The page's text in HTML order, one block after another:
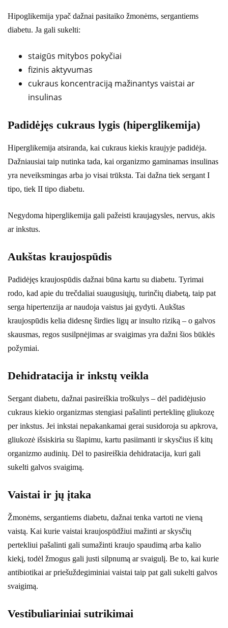
Hipoglikemija ypač dažnai pasitaiko žmonėms, sergantiems
diabetu. Ja gali sukelti:
staigūs mitybos pokyčiai
fizinis aktyvumas
cukraus koncentraciją mažinantys vaistai ar
insulinas
Padidėjęs cukraus lygis (hiperglikemija)
Hiperglikemija atsiranda, kai cukraus kiekis kraujyje padidėja.
Dažniausiai taip nutinka tada, kai organizmo gaminamas insulinas
yra neveiksmingas arba jo visai trūksta. Tai dažna tiek sergant I
tipo, tiek II tipo diabetu.
Negydoma hiperglikemija gali pažeisti kraujagysles, nervus, akis
ar inkstus.
Aukštas kraujospūdis
Padidėjęs kraujospūdis dažnai būna kartu su diabetu. Tyrimai
rodo, kad apie du trečdaliai suaugusiųjų, turinčių diabetą, taip pat
serga hipertenzija ar naudoja vaistus jai gydyti. Aukštas
kraujospūdis kelia didesnę širdies ligų ar insulto riziką – o galvos
skausmas, regos susilpnėjimas ar svaigimas yra dažni šios būklės
požymiai.
Dehidratacija ir inkstų veikla
Sergant diabetu, dažnai pasireiškia troškulys – dėl padidėjusio
cukraus kiekio organizmas stengiasi pašalinti perteklinę gliukozę
per inkstus. Jei inkstai nepakankamai gerai susidoroja su apkrova,
gliukozė išsiskiria su šlapimu, kartu pasiimanti ir skysčius iš kitų
organizmo audinių. Dėl to pasireiškia dehidratacija, kuri gali
sukelti galvos svaigimą.
Vaistai ir jų įtaka
Žmonėms, sergantiems diabetu, dažnai tenka vartoti ne vieną
vaistą. Kai kurie vaistai kraujospūdžiui mažinti ar skysčių
pertekliui pašalinti gali sumažinti kraujo spaudimą arba kalio
kiekį, todėl žmogus gali justi silpnumą ar svaigulį. Be to, kai kurie
antibiotikai ar priešuždegiminiai vaistai taip pat gali sukelti galvos
svaigimą.
Vestibuliariniai sutrikimai